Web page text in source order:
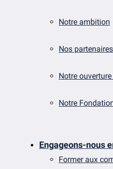
Notre ambition
Nos partenaires
Notre
Notre
Engageons-nous
Former aux